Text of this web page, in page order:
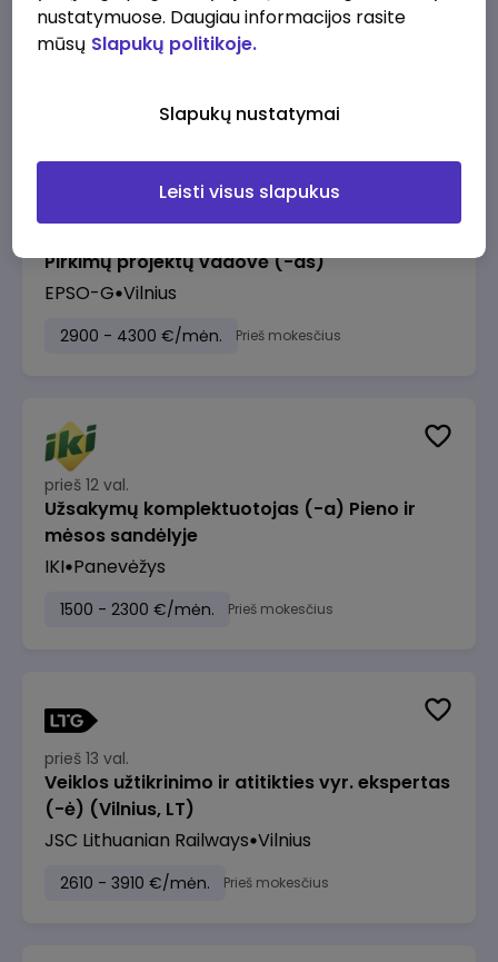
IT sprendimų architektas (-ė) (Vilnius, LT)
JSC Lithuanian Railways
Pirkimų projektų vadovė (-as)
EPSO-G Vilnius
2900 - 4300 €/mėn. Prieš mokesčius
prieš 12 val.
Užsakymų komplektuotojas (-a) Pieno ir
mėsos sandėlyje
IKI Panevėžys
1500 - 2300 €/mėn. Prieš mokesčius
prieš 13 val.
Veiklos užtikrinimo ir atitikties vyr. ekspertas
(-ė) (Vilnius, LT)
JSC Lithuanian Railways Vilnius
2610 - 3910 €/mėn. Prieš mokesčius
nustatymuose. Daugiau informacijos rasite
mūsų Slapukų politikoje.
Slapukų nustatymai
Leisti visus slapukus